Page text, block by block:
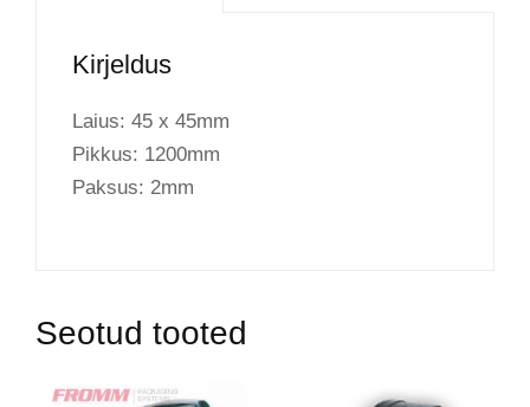
Kirjeldus
Laius: 45 x 45mm
Pikkus: 1200mm
Paksus: 2mm
Seotud tooted